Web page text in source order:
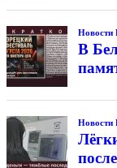
Новости
В
Новости